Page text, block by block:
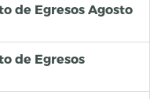
de Egresos Agosto
de Egresos